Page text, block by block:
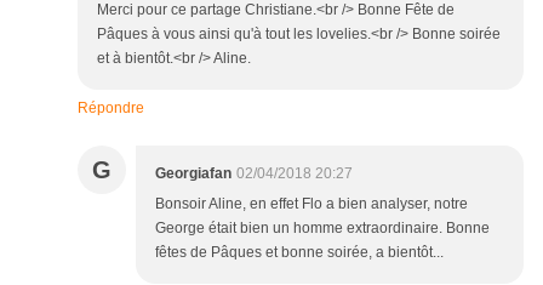
Merci pour ce partage Christiane.<br /> Bonne Fête de
Pâques à vous ainsi qu'à tout les lovelies.<br /> Bonne soirée
et à bientôt.<br /> Aline.
Répondre
G Georgiafan 02/04/2018 20:27
Bonsoir Aline, en effet Flo a bien analyser, notre
George était bien un homme extraordinaire. Bonne
fêtes de Pâques et bonne soirée, a bientôt...